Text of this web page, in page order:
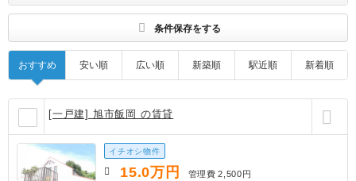
条件保存をする
おすすめ 安い順 広い順 新築順 駅近順 新着順
[一戸建] 旭市飯岡 の賃貸
イチオシ物件
15.0万円 管理費 2,500円